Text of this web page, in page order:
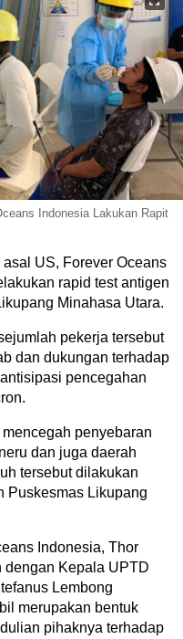
Indonesia Lakukan Rapit
US, Forever Oceans
rapid test antigen
Minahasa Utara.
pekerja tersebut
dan dukungan terhadap
pencegahan
penyebaran
dan juga daerah
tersebut dilakukan
Puskesmas Likupang
Indonesia, Thor
dengan Kepala UPTD
Lembong
merupakan bentuk
pihaknya terhadap